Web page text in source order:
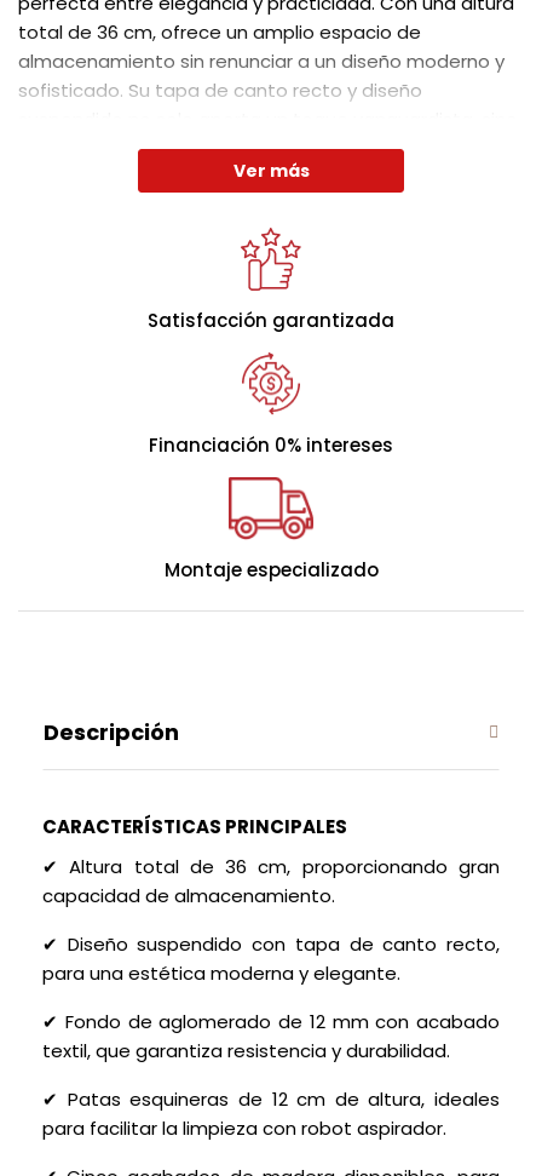
total de 36 cm, ofrece un amplio espacio de
almacenamiento sin renunciar a un diseño moderno y
sofisticado. Su tapa de canto recto y diseño
que también facilita su apertura, asegurando un uso
17cm.
Ver más
Satisfacción garantizada
Financiación 0% intereses
Montaje especializado
Descripción
CARACTERÍSTICAS PRINCIPALES
✔ Altura total de 36 cm, proporcionando gran
capacidad de almacenamiento.
✔ Diseño suspendido con tapa de canto recto,
para una estética moderna y elegante.
✔ Fondo de aglomerado de 12 mm con acabado
textil, que garantiza resistencia y durabilidad.
✔ Patas esquineras de 12 cm de altura, ideales
para facilitar la limpieza con robot aspirador.